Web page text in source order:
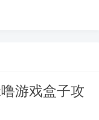
游戏盒子攻